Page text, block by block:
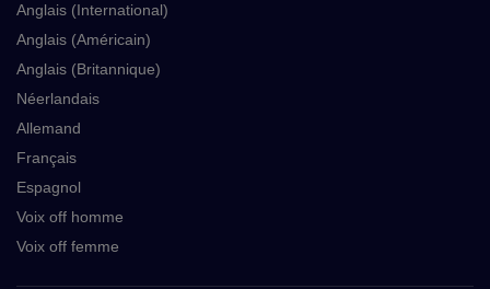
Anglais (International)
Anglais (Américain)
Anglais (Britannique)
Néerlandais
Allemand
Français
Espagnol
Voix off homme
Voix off femme